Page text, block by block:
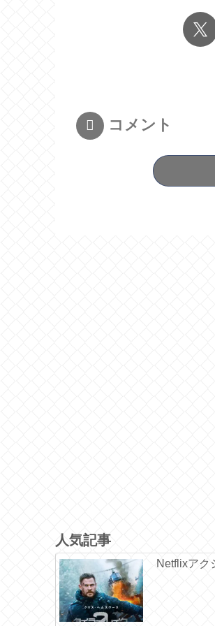
コメント
人気記事
Netflixアク